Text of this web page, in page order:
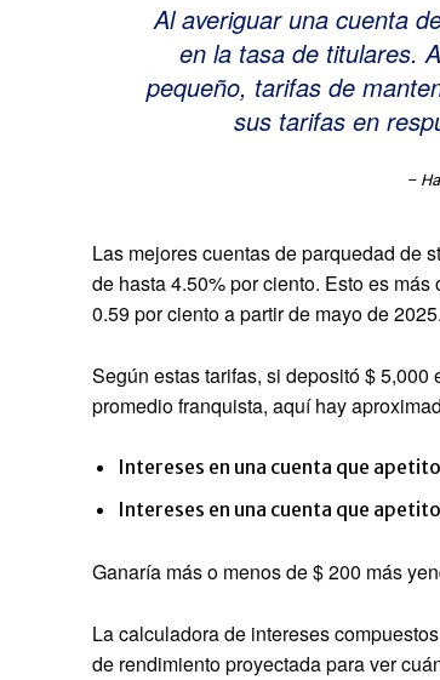
Al averiguar una cuenta
en la tasa de titulares.
pequeño, tarifas de
sus tarifas en
–
Las mejores cuentas de parquedad de
de hasta 4.50% por ciento. Esto es
0.59 por ciento a partir de mayo de 2025.
Según estas tarifas, si depositó $
promedio franquista, aquí hay
Intereses en una cuenta que
Intereses en una cuenta que
Ganaría más o menos de $ 200 más
La calculadora de intereses
de rendimiento proyectada para ver